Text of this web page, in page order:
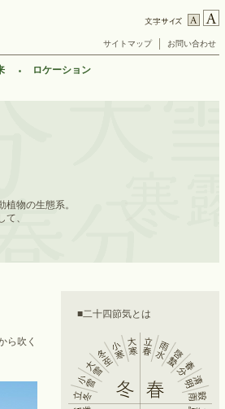
サイトマップ お問い合わせ
ロケーション
物の生態系。
、
ら吹く
■二十四節気とは